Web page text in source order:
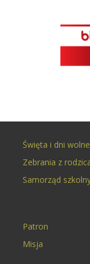
Święta i dni wolne
Zebrania z
Samorząd
Patron
Misja